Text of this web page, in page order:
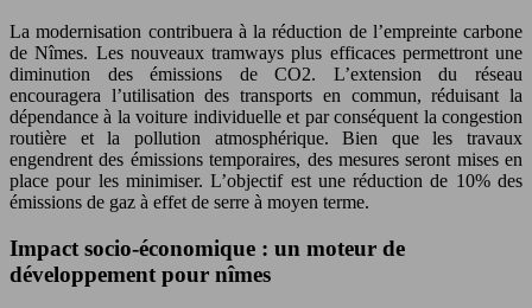
La modernisation contribuera à la réduction de l’empreinte carbone
de Nîmes. Les nouveaux tramways plus efficaces permettront une
diminution des émissions de CO2. L’extension du réseau
encouragera l’utilisation des transports en commun, réduisant la
dépendance à la voiture individuelle et par conséquent la congestion
routière et la pollution atmosphérique. Bien que les travaux
engendrent des émissions temporaires, des mesures seront mises en
place pour les minimiser. L’objectif est une réduction de 10% des
émissions de gaz à effet de serre à moyen terme.
Impact socio-économique : un moteur de
développement pour nîmes